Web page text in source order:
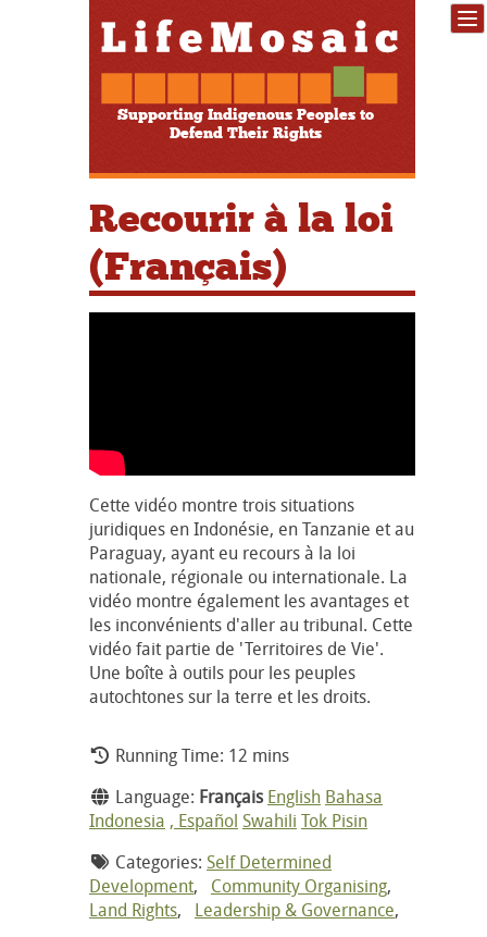
Supporting Indigenous Peoples to
Defend Their Rights
Recourir à la loi
(Français)
Cette vidéo montre trois situations
juridiques en Indonésie, en Tanzanie et au
Paraguay, ayant eu recours à la loi
nationale, régionale ou internationale. La
vidéo montre également les avantages et
les inconvénients d'aller au tribunal. Cette
vidéo fait partie de 'Territoires de Vie'.
Une boîte à outils pour les peuples
autochtones sur la terre et les droits.
Running Time: 12 mins
Language: Français English Bahasa
Indonesia , Español Swahili Tok Pisin
Categories: Self Determined
Development, Community Organising,
Land Rights, Leadership & Governance,